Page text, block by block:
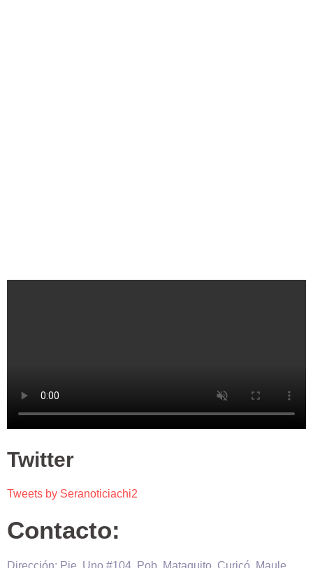
Twitter
Tweets by Seranoticiachi2
Contacto:
Dirección: Pje. Uno #104, Pob. Mataquito, Curicó, Maule,